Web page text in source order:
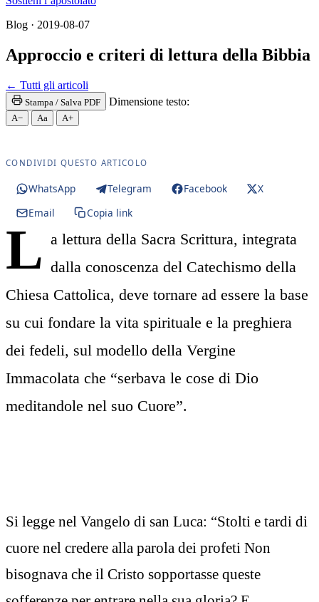
Blog · 2019-08-07
Approccio e criteri di lettura della Bibbia
← Tutti gli articoli
Stampa / Salva PDF Dimensione testo:
A− Aa A+
CONDIVIDI QUESTO ARTICOLO
WhatsApp Telegram Facebook
X
Email
Copia link
L a lettura della Sacra Scrittura, integrata
dalla conoscenza del Catechismo della
Chiesa Cattolica, deve tornare ad essere la base
su cui fondare la vita spirituale e la preghiera
dei fedeli, sul modello della Vergine
Immacolata che “serbava le cose di Dio
meditandole nel suo Cuore”.
Si legge nel Vangelo di san Luca: “Stolti e tardi di
cuore nel credere alla parola dei profeti Non
bisognava che il Cristo sopportasse queste